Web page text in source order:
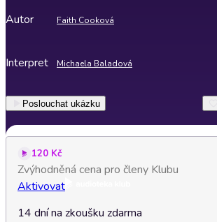
Autor Faith Cooková
Interpret Michaela Baladová
Poslouchat ukázku
120 Kč
Zvýhodněná cena pro členy Klubu
Aktivovat
14 dní na zkoušku zdarma